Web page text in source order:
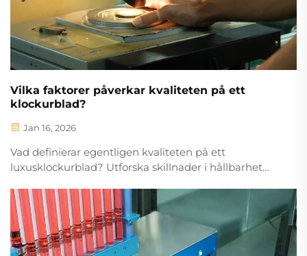
Vilka faktorer påverkar kvaliteten på ett
klockurblad?
Jan 16, 2026
Vad definierar egentligen kvaliteten på ett
luxusklockurblad? Utforska skillnader i hållbarhet
guilloché och exakt layout – samt testdata från
verkligheten. Upptäck vad som höjer värdet och
läsbarheten.